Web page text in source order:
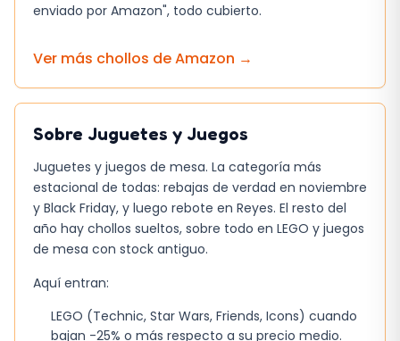
Razones para comprar
simplemente buscas un juguete coleccionable
único, esta figura de Yamato de PLAYMOBIL es
y auténtico, es una excelente adición a
cualquier colección de figuras de anime.
Además, la figura es una excelente manera de
recrear escenas favoritas del anime y de
inventar nuevas historias. Con su kunai y
bastón, Yamato está listo para enfrentar
enviado por Amazon", todo cubierto.
Ver más chollos deAmazon →
Sobre Juguetes y Juegos
Juguetes y juegos de mesa. La categoría más
estacional de todas: rebajas de verdad en noviembre
y Black Friday, y luego rebote en Reyes. El resto del
año hay chollos sueltos, sobre todo en LEGO y juegos
de mesa con stock antiguo.
Aquí entran:
LEGO (Technic, Star Wars, Friends, Icons) cuando
bajan -25% o más respecto a su precio medio.